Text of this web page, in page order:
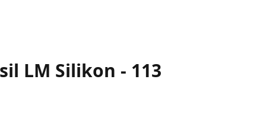
Zahnspachtel
LM Silikon - 113